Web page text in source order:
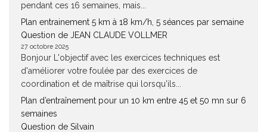
pendant ces 16 semaines, mais...
Plan entrainement 5 km à 18 km/h, 5 séances par semaine
Question de JEAN CLAUDE VOLLMER
27 octobre 2025
Bonjour L'objectif avec les exercices techniques est
d'améliorer votre foulée par des exercices de
coordination et de maîtrise qui lorsqu'ils...
Plan d’entraînement pour un 10 km entre 45 et 50 mn sur 6
semaines
Question de Silvain